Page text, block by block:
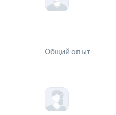
Общий опыт